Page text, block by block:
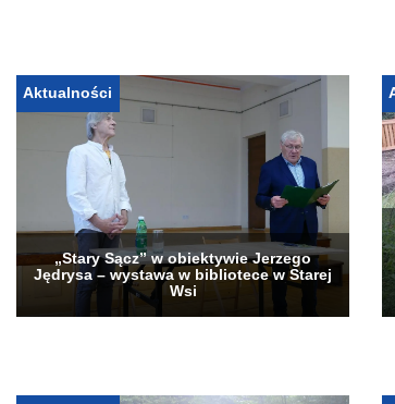
Aktualności
„Stary Sącz” w obiektywie Jerzego
Jędrysa – wystawa w bibliotece w Starej
Wsi